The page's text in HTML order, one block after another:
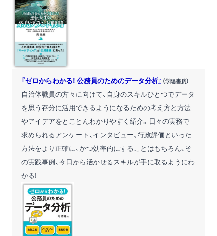
『ゼロからわかる! 公務員のためのデータ分析』 （学陽書房）
自治体職員の方々に向けて、自身のスキルひとつでデータ
を思う存分に活用できるようになるための考え方と方法
やアイデアをとことんわかりやすく紹介。日々の実務で
求められるアンケート、インタビュー、行政評価といった
方法をより正確に、かつ効率的にすることはもちろん、そ
の実践事例、今日から活かせるスキルが手に取るようにわ
かる!